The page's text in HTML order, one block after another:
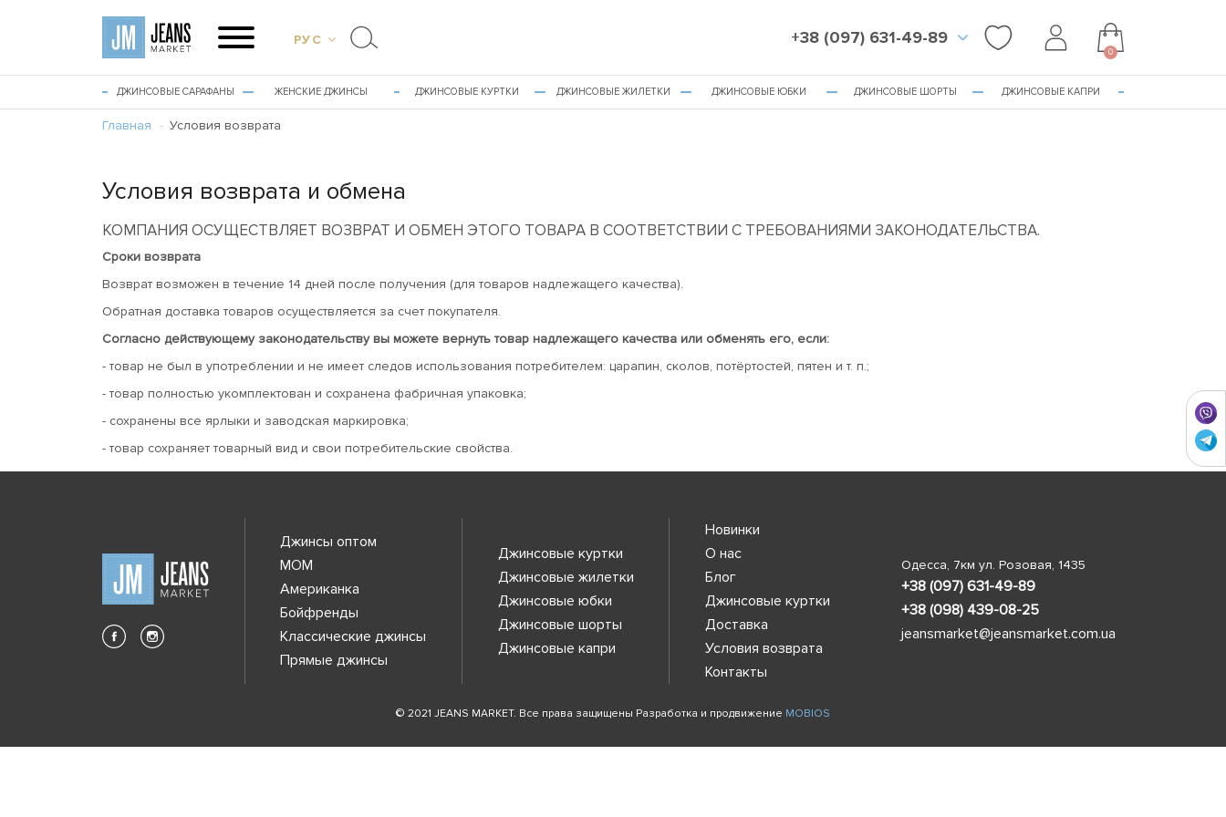
РУС +38 (097) 631-49-89
0
ДЖИНСОВЫЕ САРАФАНЫ ЖЕНСКИЕ ДЖИНСЫ ДЖИНСОВЫЕ КУРТКИ ДЖИНСОВЫЕ ЖИЛЕТКИ ДЖИНСОВЫЕ ЮБКИ ДЖИНСОВЫЕ ШОРТЫ ДЖИНСОВЫЕ КАПРИ
Главная Условия возврата
Условия возврата и обмена
КОМПАНИЯ ОСУЩЕСТВЛЯЕТ ВОЗВРАТ И ОБМЕН ЭТОГО ТОВАРА В СООТВЕТСТВИИ С ТРЕБОВАНИЯМИ ЗАКОНОДАТЕЛЬСТВА.
Сроки возврата
Возврат возможен в течение 14 дней после получения (для товаров надлежащего качества).
Обратная доставка товаров осуществляется за счет покупателя.
Согласно действующему законодательству вы можете вернуть товар надлежащего качества или обменять его, если:
- товар не был в употреблении и не имеет следов использования потребителем: царапин, сколов, потёртостей, пятен и т. п.;
- товар полностью укомплектован и сохранена фабричная упаковка;
- сохранены все ярлыки и заводская маркировка;
- товар сохраняет товарный вид и свои потребительские свойства.
Джинсы оптом
MOM
Американка
Бойфренды
Классические джинсы
Прямые джинсы
Джинсовые куртки
Джинсовые жилетки
Джинсовые юбки
Джинсовые шорты
Джинсовые капри
Новинки
О нас
Блог
Джинсовые куртки
Доставка
Условия возврата
Контакты
Одесса, 7км ул. Розовая, 1435
+38 (097) 631-49-89
+38 (098) 439-08-25
jeansmarket@jeansmarket.com.ua
© 2021 JEANS MARKET. Все права защищены Разработка и продвижение MOBIOS